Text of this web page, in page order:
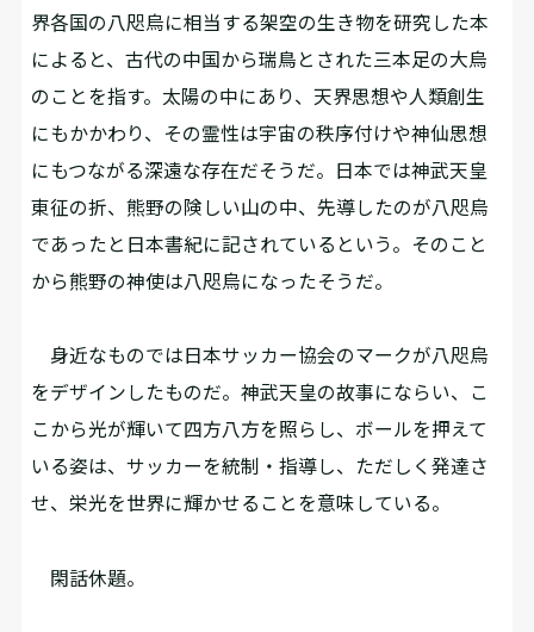
界各国の八咫烏に相当する架空の生き物を研究した本
によると、古代の中国から瑞鳥とされた三本足の大烏
のことを指す。太陽の中にあり、天界思想や人類創生
にもかかわり、その霊性は宇宙の秩序付けや神仙思想
にもつながる深遠な存在だそうだ。日本では神武天皇
東征の折、熊野の険しい山の中、先導したのが八咫烏
であったと日本書紀に記されているという。そのこと
から熊野の神使は八咫烏になったそうだ。
身近なものでは日本サッカー協会のマークが八咫烏
をデザインしたものだ。神武天皇の故事にならい、こ
こから光が輝いて四方八方を照らし、ボールを押えて
いる姿は、サッカーを統制・指導し、ただしく発達さ
せ、栄光を世界に輝かせることを意味している。
閑話休題。